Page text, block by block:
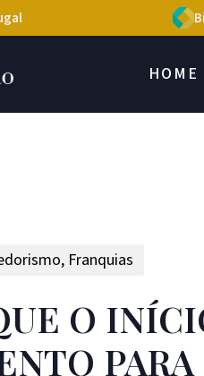
HOME
, Franquias
O